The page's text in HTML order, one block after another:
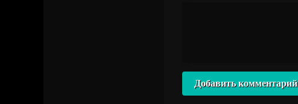
Добавить комментарий